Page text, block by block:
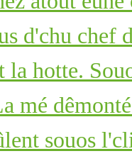
d'chu chef
la hotte.
mé
souos